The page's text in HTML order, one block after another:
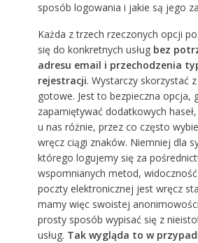
sposób logowania i jakie są jego
Każda z trzech rzeczonych opcji
się do konkretnych usług bez
adresu email i przechodzenia
rejestracji. Wystarczy skorzystać
gotowe. Jest to bezpieczna opcja,
zapamiętywać dodatkowych
u nas różnie, przez co często
wręcz ciągi znaków. Niemniej dla
którego logujemy się za
wspomnianych metod,
poczty elektronicznej jest wręcz
mamy więc swoistej
prosty sposób wypisać się z
usług. Tak wygląda to w